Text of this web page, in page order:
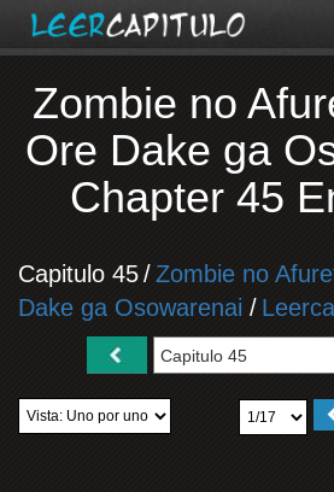
Zombie no
Ore Dake ga
Chapter 45
Capitulo 45/Zombie no
Dake ga Osowarenai /